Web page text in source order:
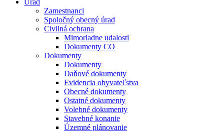
Úrad
Zamestnanci
Spoločný obecný úrad
Civilná ochrana
Mimoriadne udalosti
Dokumenty CO
Dokumenty
Dokumenty
Daňové dokumenty
Evidencia obyvateľstva
Obecné dokumenty
Ostatné dokumenty
Volebné dokumenty
Stavebné konanie
Územné plánovanie